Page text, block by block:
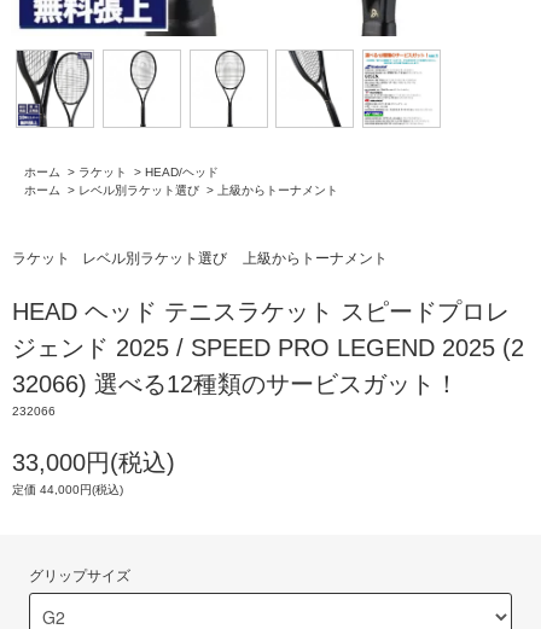
ホーム > ラケット > HEAD/ヘッド
ホーム
> レベル別ラケット選び > 上級からトーナメント
ラケット レベル別ラケット選び 上級からトーナメント
HEAD ヘッド テニスラケット スピードプロレ
ジェンド 2025 / SPEED PRO LEGEND 2025 (2
32066) 選べる12種類のサービスガット！
232066
33,000円(税込)
定価 44,000円(税込)
グリップサイズ